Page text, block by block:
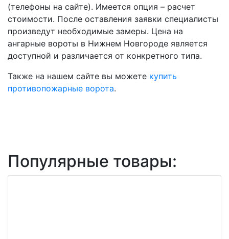
(телефоны на сайте). Имеется опция – расчет
стоимости. После оставления заявки специалисты
произведут необходимые замеры. Цена на
ангарные вороты в Нижнем Новгороде является
доступной и различается от конкретного типа.
Также на нашем сайте вы можете купить
противопожарные ворота.
Популярные товары: